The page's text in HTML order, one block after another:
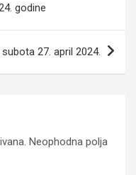
godine
27. april 2024.
Neophodna polja